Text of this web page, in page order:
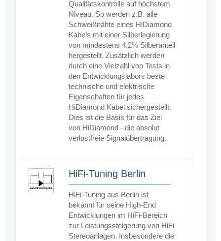
Qualitätskontrolle auf höchstem
Niveau. So werden z.B. alle
Schweißnähte eines HiDiamond
Kabels mit einer Silberlegierung
von mindestens 4,2% Silberanteil
hergestellt. Zusätzlich werden
durch eine Vielzahl von Tests in
den Entwicklungslabors beste
technische und elektrische
Eigenschaften für jedes
HiDiamond Kabel sichergestellt.
Dies ist die Basis für das Ziel
von HiDiamond - die absolut
verlustfreie Signalübertragung.
HiFi-Tuning Berlin
HiFi-Tuning aus Berlin ist
bekannt für seine High-End
Entwicklungen im HiFi-Bereich
zur Leistungssteigerung von HiFi
Stereoanlagen. Insbesondere die